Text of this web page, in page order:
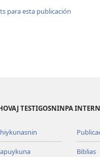
para esta publicación
TESTIGOSNINPA
Biblias